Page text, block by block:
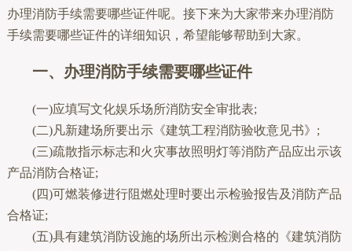
办理消防手续需要哪些证件呢。接下来为大家带来办理消防
手续需要哪些证件的详细知识，希望能够帮助到大家。
一、办理消防手续需要哪些证件
(一)应填写文化娱乐场所消防安全审批表;
(二)凡新建场所要出示《建筑工程消防验收意见书》;
(三)疏散指示标志和火灾事故照明灯等消防产品应出示该
产品消防合格证;
(四)可燃装修进行阻燃处理时要出示检验报告及消防产品
合格证;
(五)具有建筑消防设施的场所出示检测合格的《建筑消防